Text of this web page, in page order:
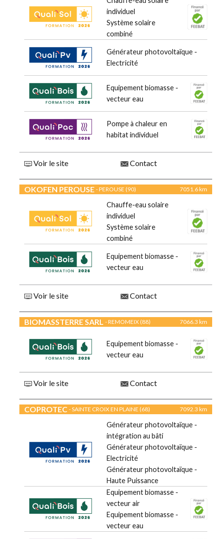
individuel
Système solaire
combiné
Générateur photovoltaïque -
Electricité
Equipement biomasse -
vecteur eau
Pompe à chaleur en
habitat individuel
Voir le site Contact
OKOFEN PEROUSE - PEROUSE (90) 7051.6 km
Chauffe-eau solaire
individuel
Système solaire
combiné
Equipement biomasse -
vecteur eau
Voir le site Contact
BIOMASSTERRE SARL - REMOMEIX (88) 7066.3 km
Equipement biomasse -
vecteur eau
Voir le site Contact
COPROTEC - SAINTE CROIX EN PLAINE (68) 7092.3 km
Générateur photovoltaïque -
intégration au bâti
Générateur photovoltaïque -
Electricité
Générateur photovoltaïque -
Haute Puissance
Equipement biomasse -
vecteur air
Equipement biomasse -
vecteur eau